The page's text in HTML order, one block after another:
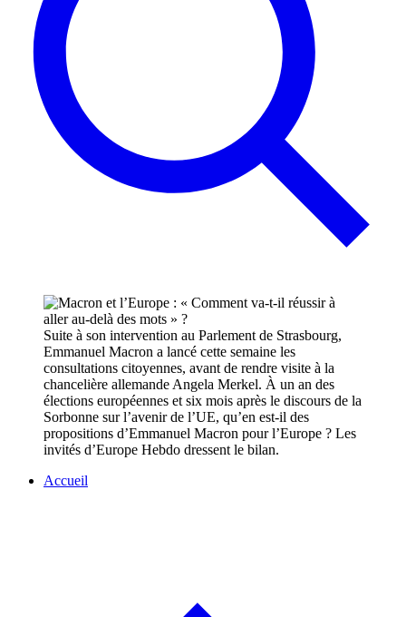
Suite à son intervention au Parlement de Strasbourg,
Emmanuel Macron a lancé cette semaine les
consultations citoyennes, avant de rendre visite à la
chancelière allemande Angela Merkel. À un an des
élections européennes et six mois après le discours de la
Sorbonne sur l’avenir de l’UE, qu’en est-il des
propositions d’Emmanuel Macron pour l’Europe ? Les
invités d’Europe Hebdo dressent le bilan.
Accueil